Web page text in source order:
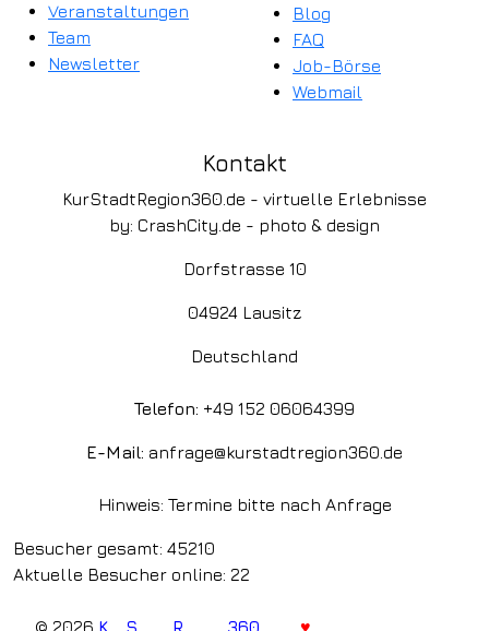
Veranstaltungen
Team
Newsletter
Blog
FAQ
Job-Börse
Webmail
Kontakt
KurStadtRegion360.de - virtuelle Erlebnisse
by: CrashCity.de - photo & design
Dorfstrasse 10
04924 Lausitz
Deutschland
Telefon: +49 152 06064399
E-Mail: anfrage@kurstadtregion360.de
Hinweis: Termine bitte nach Anfrage
Besucher gesamt: 45210
Aktuelle Besucher online: 22
© 2026 Kur S R 360 ♥